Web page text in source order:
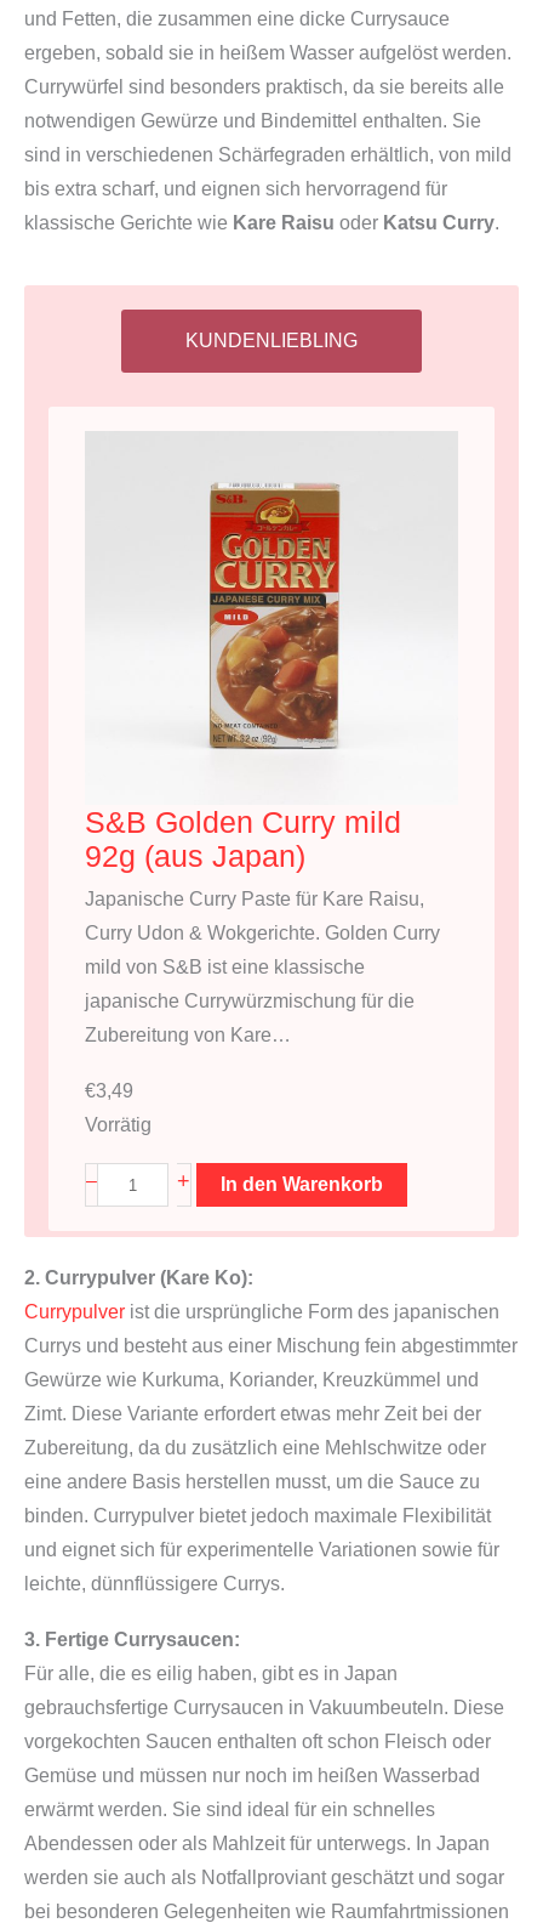
und Fetten, die zusammen eine dicke Currysauce
ergeben, sobald sie in heißem Wasser aufgelöst werden.
Currywürfel sind besonders praktisch, da sie bereits alle
notwendigen Gewürze und Bindemittel enthalten. Sie
sind in verschiedenen Schärfegraden erhältlich, von mild
bis extra scharf, und eignen sich hervorragend für
klassische Gerichte wie Kare Raisu oder Katsu Curry.
KUNDENLIEBLING
S&B Golden Curry mild
92g (aus Japan)
Japanische Curry Paste für Kare Raisu,
Curry Udon & Wokgerichte. Golden Curry
mild von S&B ist eine klassische
japanische Currywürzmischung für die
Zubereitung von Kare…
€3,49
Vorrätig
–
S
&
G
o
l
d
e
n
C
u
r
r
m
+ In den Warenkorb
2. Currypulver (Kare Ko):
Currypulver ist die ursprüngliche Form des japanischen
Currys und besteht aus einer Mischung fein abgestimmter
Gewürze wie Kurkuma, Koriander, Kreuzkümmel und
Zimt. Diese Variante erfordert etwas mehr Zeit bei der
Zubereitung, da du zusätzlich eine Mehlschwitze oder
eine andere Basis herstellen musst, um die Sauce zu
binden. Currypulver bietet jedoch maximale Flexibilität
und eignet sich für experimentelle Variationen sowie für
leichte, dünnflüssigere Currys.
3. Fertige Currysaucen:
Für alle, die es eilig haben, gibt es in Japan
gebrauchsfertige Currysaucen in Vakuumbeuteln. Diese
vorgekochten Saucen enthalten oft schon Fleisch oder
Gemüse und müssen nur noch im heißen Wasserbad
erwärmt werden. Sie sind ideal für ein schnelles
Abendessen oder als Mahlzeit für unterwegs. In Japan
werden sie auch als Notfallproviant geschätzt und sogar
bei besonderen Gelegenheiten wie Raumfahrtmissionen